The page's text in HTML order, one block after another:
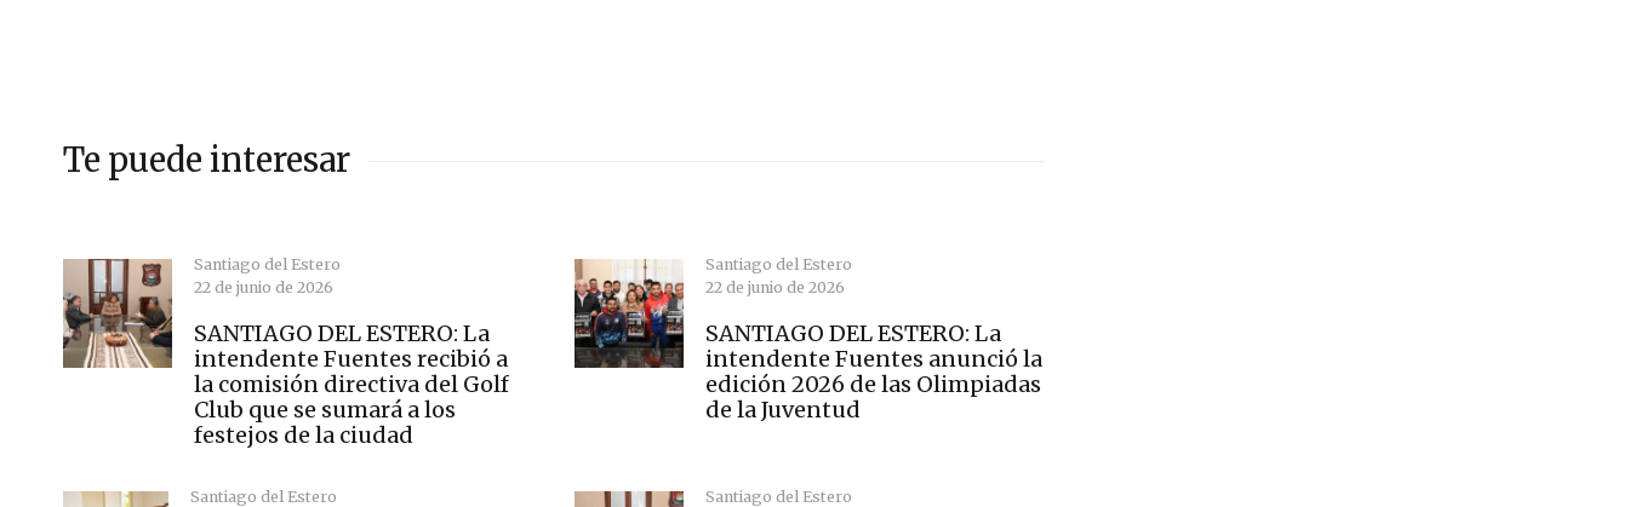
Te puede interesar
Santiago del Estero
22 de junio de 2026
SANTIAGO DEL ESTERO: La
intendente Fuentes recibió a
la comisión directiva del Golf
Club que se sumará a los
festejos de la ciudad
Santiago del Estero
22 de junio de 2026
SANTIAGO DEL ESTERO: La
intendente Fuentes anunció la
edición 2026 de las Olimpiadas
de la Juventud
Santiago del Estero
Santiago del Estero